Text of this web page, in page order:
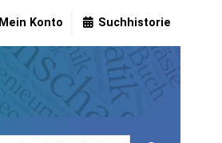
Mein Konto Suchhistorie